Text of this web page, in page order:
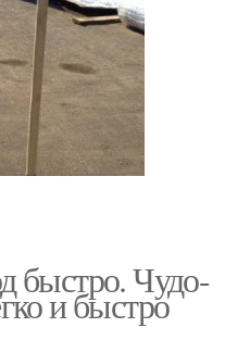
быстро. Чудо-
и быстро